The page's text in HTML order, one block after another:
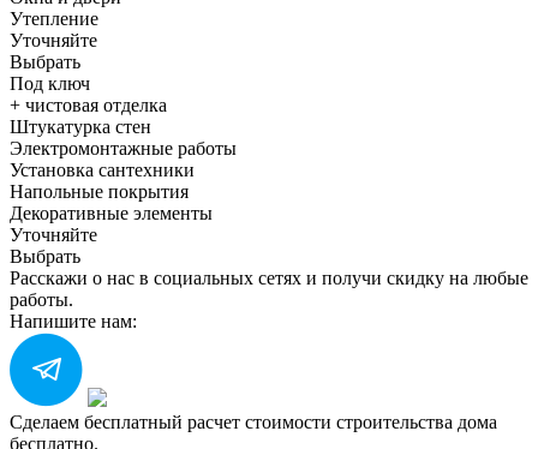
Утепление
Уточняйте
Выбрать
Под ключ
+ чистовая отделка
Штукатурка стен
Электромонтажные работы
Установка сантехники
Напольные покрытия
Декоративные элементы
Уточняйте
Выбрать
Расскажи о нас в социальных сетях и получи скидку на любые
работы.
Напишите нам:
Сделаем бесплатный расчет стоимости строительства дома
бесплатно.